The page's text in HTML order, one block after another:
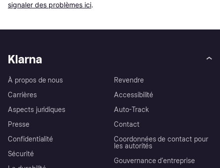
signaler des problèmes ici.
Klarna
À propos de nous
Carrières
Aspects juridiques
Presse
Confidentialité
Sécurité
Revendre
Accessibilité
Auto-Track
Contact
Coordonnées de contact pour
les autorités
Gouvernance d’entreprise